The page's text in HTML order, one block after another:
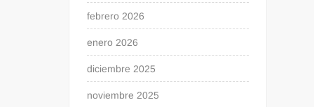
febrero 2026
enero 2026
diciembre 2025
noviembre 2025